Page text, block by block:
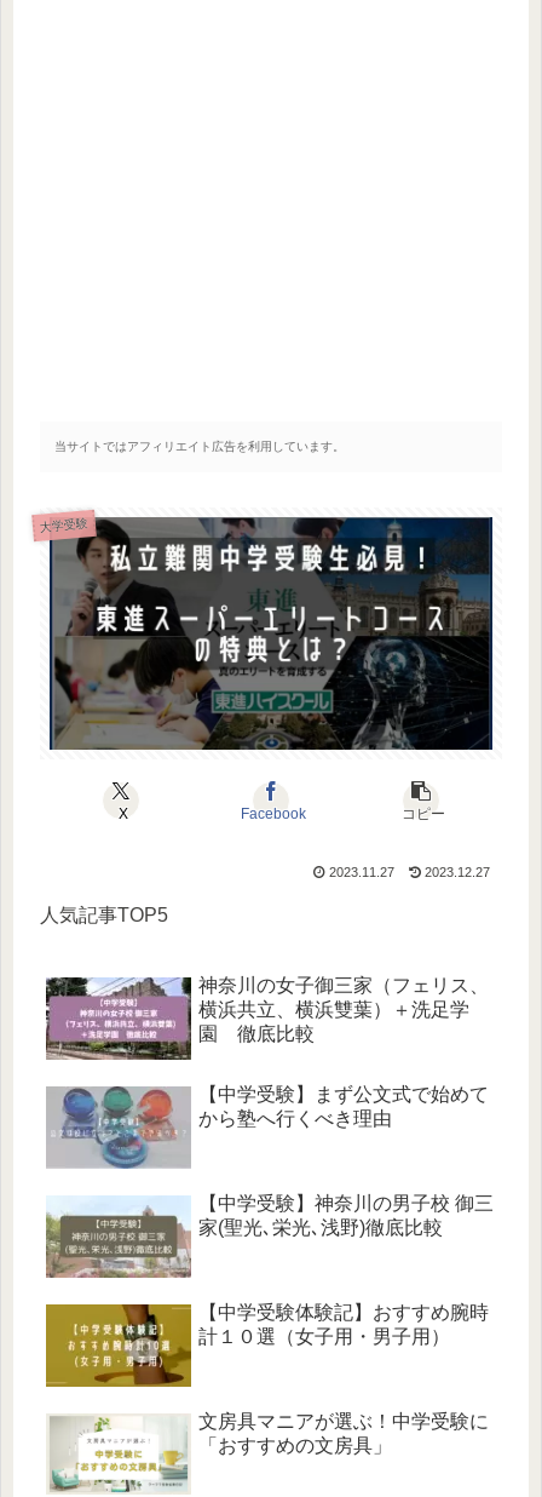
当サイトではアフィリエイト広告を利用しています。
大学受験
X Facebook コピー
2023.11.27 2023.12.27
人気記事TOP5
神奈川の女子御三家（フェリス、
横浜共立、横浜雙葉）＋洗足学
園 徹底比較
【中学受験】まず公文式で始めて
から塾へ行くべき理由
【中学受験】神奈川の男子校 御三
家(聖光､栄光､浅野)徹底比較
【中学受験体験記】おすすめ腕時
計１０選（女子用・男子用）
文房具マニアが選ぶ！中学受験に
「おすすめの文房具」